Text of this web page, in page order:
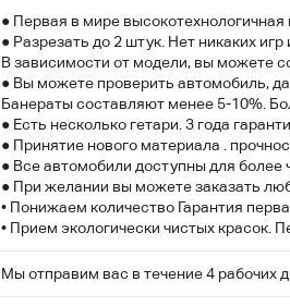
● Первая в мире высокотехнологичная
● Разрезать до 2 штук. Нет никаких игр
В зависимости от модели, вы можете
● Вы можете проверить автомобиль,
Банераты составляют менее 5-10%.
● Есть несколько гетари. 3 года
● Принятие нового материала .
● Все автомобили доступны для более
● При желании вы можете заказать
• Понижаем количество Гарантия
• Прием экологически чистых красок.
Мы отправим вас в течение 4 рабочих